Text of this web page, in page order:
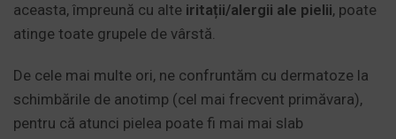
aceasta, împreună cu alte iritații/alergii ale pielii, poate
atinge toate grupele de vârstă.
De cele mai multe ori, ne confruntăm cu dermatoze la
schimbările de anotimp (cel mai frecvent primăvara),
pentru că atunci pielea poate fi mai mai slab